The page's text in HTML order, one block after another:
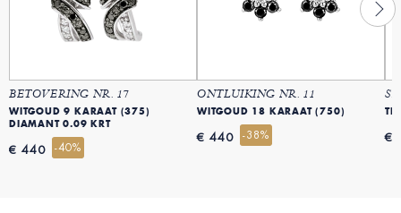
BETOVERING NR. 17
WITGOUD 9 KARAAT (375)
DIAMANT 0.09 KRT
€ 440 -40%
ONTLUIKING NR. 11
WITGOUD 18 KARAAT (750)
€ 440 -38% €